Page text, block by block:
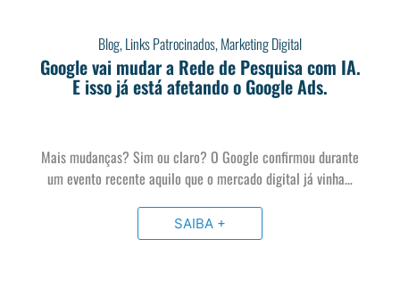
Blog,Links Patrocinados,Marketing Digital
Google vai mudar a Rede de Pesquisa com IA.
E isso já está afetando o Google Ads.
Mais mudanças? Sim ou claro? O Google confirmou durante
um evento recente aquilo que o mercado digital já vinha…
SAIBA +